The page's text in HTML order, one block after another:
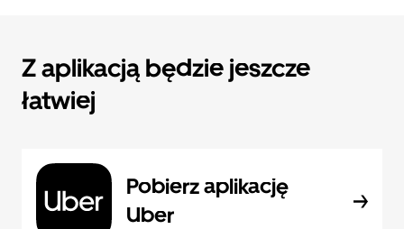
Z aplikacją będzie jeszcze
łatwiej
Pobierz aplikację
Uber